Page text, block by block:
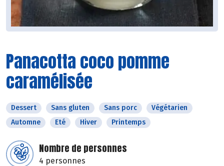
Panacotta coco pomme
caramélisée
Dessert Sans gluten Sans porc
Végétarien
Automne
Eté Hiver Printemps
Nombre de personnes
4 personnes